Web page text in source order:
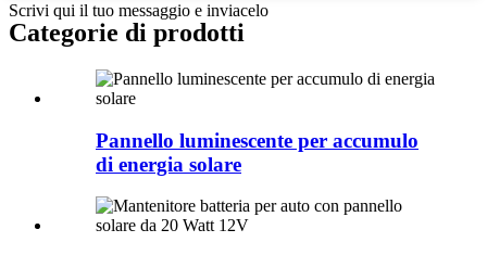
Scrivi qui il tuo messaggio e inviacelo
Categorie di prodotti
Pannello luminescente per accumulo
di energia solare